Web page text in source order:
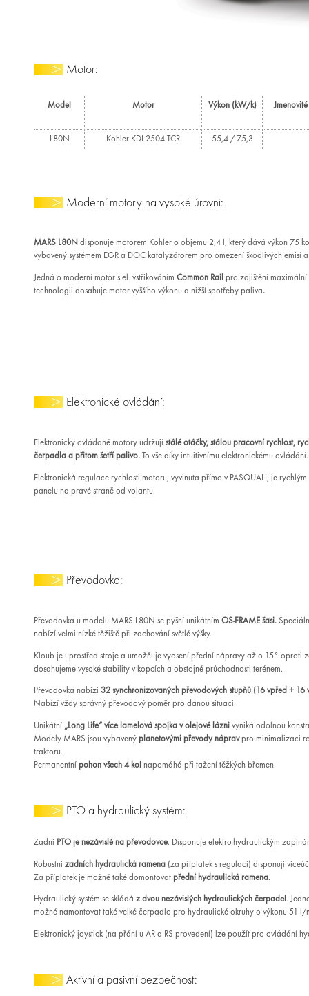
Motor:
Model Motor Výkon (kW/k)
L80N Kohler KDI 2504 TCR 55,4 / 75,3
Moderní motory na vysoké úrovni:
MARS L80N disponuje motorem Kohler o objemu 2,4 l, který dává výkon 75
vybavený systémem EGR a DOC katalyzátorem pro omezení škodlivých emisí
Jedná o moderní motor s el. vstřikováním Common Rail pro zajištění maximální
technologii dosahuje motor vyššího výkonu a nižší spotřeby paliva.
Elektronické ovládání:
Elektronicky ovládané motory udržují stálé otáčky, stálou pracovní rychlost,
čerpadla a přitom šetří palivo. To vše díky intuitivnímu elektronickému ovládání.
Elektronická regulace rychlosti motoru, vyvinuta přímo v PASQUALI, je
panelu na pravé straně od volantu.
Převodovka:
Převodovka u modelu MARS L80N se pyšní unikátním OS-FRAME šasi.
nabízí velmi nízké těžiště při zachování světlé výšky.
Kloub je uprostřed stroje a umožňuje vyosení přední nápravy až o 15° oproti
dosahujeme vysoké stability v kopcích a obstojné průchodnosti terénem.
Převodovka nabízí 32 synchronizovaných převodových stupňů (16 vpřed + 16
Nabízí vždy správný převodový poměr pro danou situaci.
Unikátní „Long Life“ více lamelová spojka v olejové lázni vyniká odolnou
Modely MARS jsou vybavený planetovými převody nápravpro minimalizaci
traktoru.
Permanentní pohon všech 4 kol napomáhá při tažení těžkých břemen.
PTO a hydraulický systém:
Zadní PTO je nezávislé na převodovce. Disponuje elektro-hydraulickým
Robustní zadních hydraulická ramena (za příplatek s regulací) disponují
Za příplatek je možné také domontovat přední hydraulická ramena.
Hydraulický systém se skládá z dvou nezávislých hydraulických čerpadel .
možné namontovat také velké čerpadlo pro hydraulické okruhy o výkonu 51 l/
Elektronický joystick (na přání u AR a RS provedení) lze použít pro ovládání
Aktivní a pasivní bezpečnost: